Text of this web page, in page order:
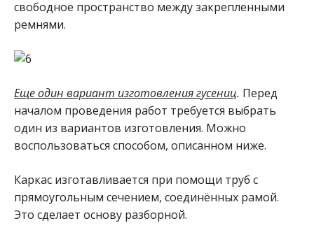
свободное пространство между закрепленными
ремнями.
Еще один вариант изготовления гусениц. Перед
началом проведения работ требуется выбрать
один из вариантов изготовления. Можно
воспользоваться способом, описанном ниже.
Каркас изготавливается при помощи труб с
прямоугольным сечением, соединённых рамой.
Это сделает основу разборной.